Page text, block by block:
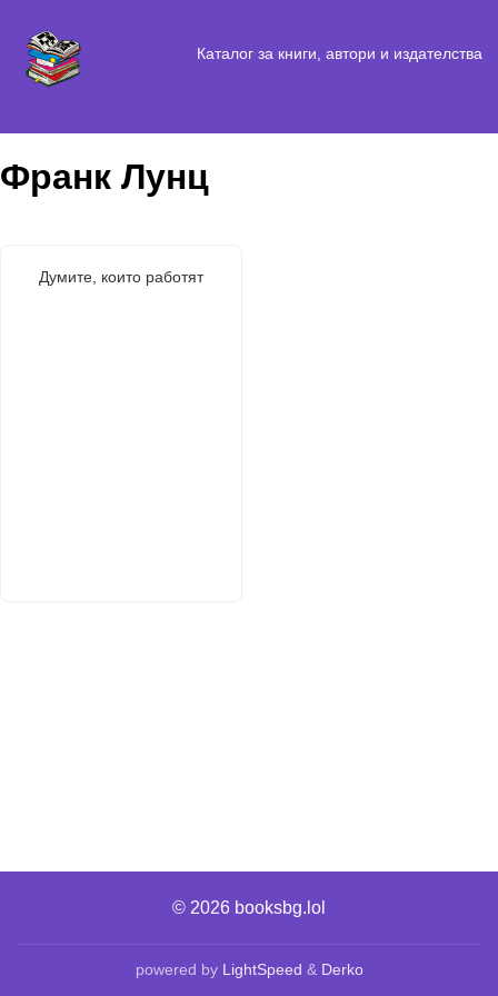
Каталог за книги, автори и издателства
Франк Лунц
Думите, които работят
© 2026 booksbg.lol
powered by LightSpeed & Derko